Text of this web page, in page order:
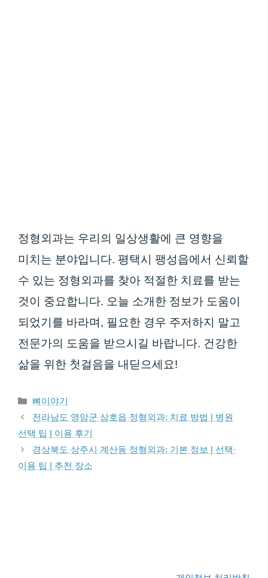
정형외과는 우리의 일상생활에 큰 영향을
미치는 분야입니다. 평택시 팽성읍에서 신뢰할
수 있는 정형외과를 찾아 적절한 치료를 받는
것이 중요합니다. 오늘 소개한 정보가 도움이
되었기를 바라며, 필요한 경우 주저하지 말고
전문가의 도움을 받으시길 바랍니다. 건강한
삶을 위한 첫걸음을 내딛으세요!
카테고리
뼈이야기
전라남도 영암군 삼호읍 정형외과: 치료 방법 | 병원
선택 팁 | 이용 후기
경상북도 상주시 계산동 정형외과: 기본 정보 | 선택·
이용 팁 | 추천 장소